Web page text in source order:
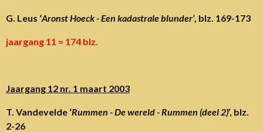
G. Leus ‘Aronst Hoeck - Een kadastrale blunder’, blz. 169-173
jaargang 11 = 174 blz.
Jaargang 12 nr. 1 maart 2003
T. Vandevelde ‘Rummen - De wereld - Rummen (deel 2)’, blz.
2-26